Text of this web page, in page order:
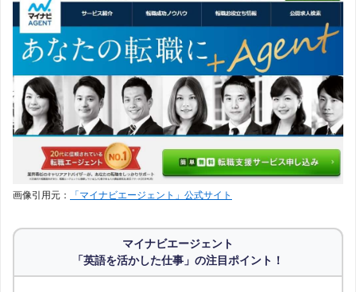
画像引用元： 「マイナビエージェント」公式サイト
マイナビエージェント
「英語を活かした仕事」の注目ポイント！